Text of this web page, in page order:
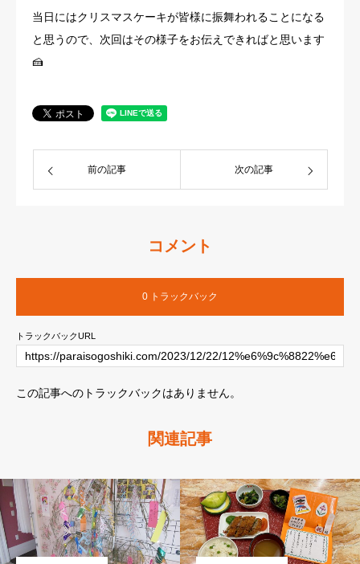
当日にはクリスマスケーキが皆様に振舞われることになる
と思うので、次回はその様子をお伝えできればと思います
🍰
前の記事 次の記事
コメント
0 トラックバック
トラックバックURL
この記事へのトラックバックはありません。
関連記事